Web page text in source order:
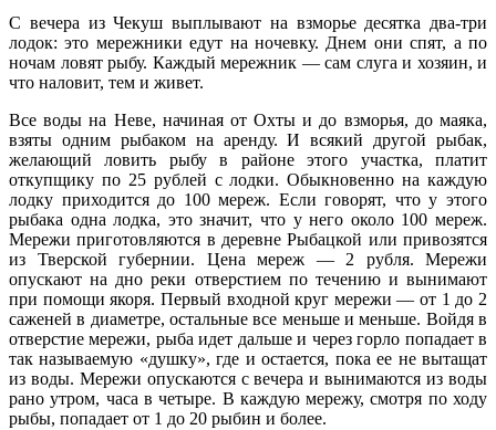
С вечера из Чекуш выплывают на взморье десятка два-три
лодок: это мережники едут на ночевку. Днем они спят, а по
ночам ловят рыбу. Каждый мережник — сам слуга и хозяин, и
что наловит, тем и живет.
Все воды на Неве, начиная от Охты и до взморья, до маяка,
взяты одним рыбаком на аренду. И всякий другой рыбак,
желающий ловить рыбу в районе этого участка, платит
откупщику по 25 рублей с лодки. Обыкновенно на каждую
лодку приходится до 100 мереж. Если говорят, что у этого
рыбака одна лодка, это значит, что у него около 100 мереж.
Мережи приготовляются в деревне Рыбацкой или привозятся
из Тверской губернии. Цена мереж — 2 рубля. Мережи
опускают на дно реки отверстием по течению и вынимают
при помощи якоря. Первый входной круг мережи — от 1 до 2
саженей в диаметре, остальные все меньше и меньше. Войдя в
отверстие мережи, рыба идет дальше и через горло попадает в
так называемую «душку», где и остается, пока ее не вытащат
из воды. Мережи опускаются с вечера и вынимаются из воды
рано утром, часа в четыре. В каждую мережу, смотря по ходу
рыбы, попадает от 1 до 20 рыбин и более.